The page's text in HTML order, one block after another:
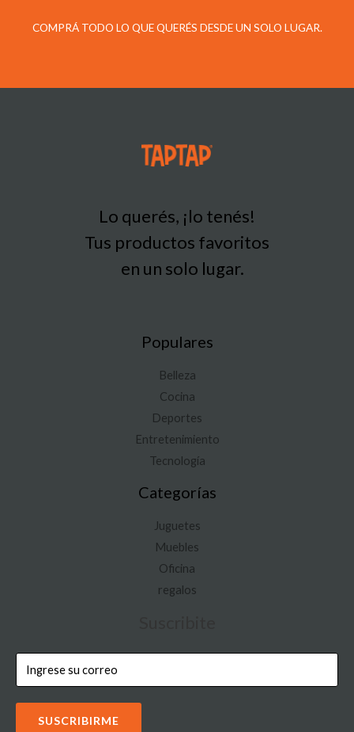
COMPRÁ TODO LO QUE QUERÉS DESDE UN SOLO LUGAR.
Lo querés, ¡lo tenés!
Tus productos favoritos
en un solo lugar.
Populares
Belleza
Cocina
Deportes
Entretenimiento
Tecnología
Categorías
Juguetes
Muebles
Oficina
regalos
SUSCRIBIRME